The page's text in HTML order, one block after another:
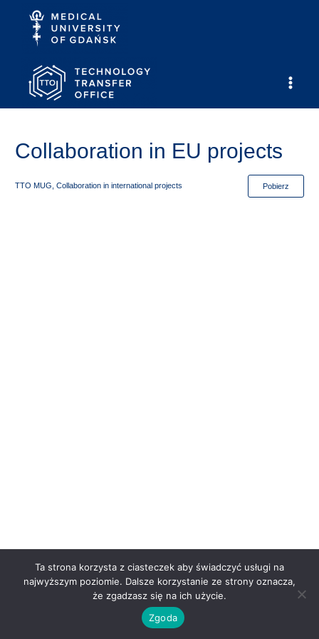
Main
Collaboration in EU projects
TTO MUG, Collaboration in international projects Pobierz
Copyright © 2026 | Powered byAstra WordPress Theme
Ta strona korzysta z ciasteczek aby świadczyć usługi na
najwyższym poziomie. Dalsze korzystanie ze strony oznacza,
że zgadzasz się na ich użycie.
Zgoda